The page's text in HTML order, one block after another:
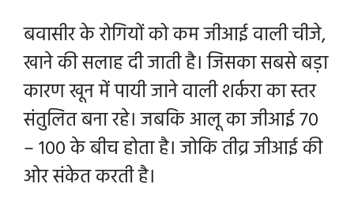
बवासीर के रोगियों को कम जीआई वाली चीजे,
खाने की सलाह दी जाती है। जिसका सबसे बड़ा
कारण खून में पायी जाने वाली शर्करा का स्तर
संतुलित बना रहे। जबकि आलू का जीआई 70
– 100 के बीच होता है। जोकि तीव्र जीआई की
ओर संकेत करती है।